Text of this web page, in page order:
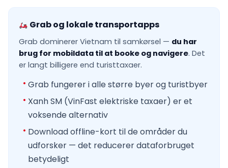
Grab og lokale transportapps
Grab dominerer Vietnam til samkørsel — du har
brug for mobildata til at booke og navigere. Det
er langt billigere end turisttaxaer.
Grab fungerer i alle større byer og turistbyer
Xanh SM (VinFast elektriske taxaer) er et
voksende alternativ
Download offline-kort til de områder du
udforsker — det reducerer dataforbruget
betydeligt